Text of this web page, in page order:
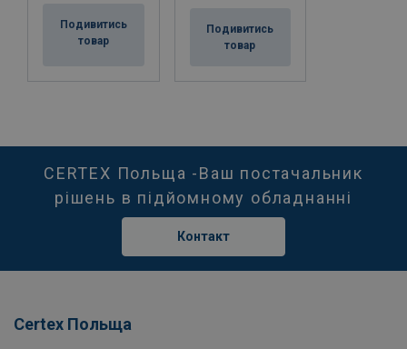
Подивитись
товар
Подивитись
товар
CERTEX Польща -Ваш постачальник
рішень в підйомному обладнанні
Контакт
Certex Польща